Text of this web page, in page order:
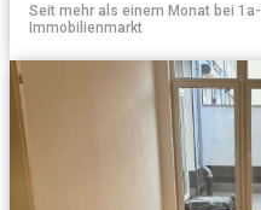
Seit mehr als einem Monat bei 1a-
Immobilienmarkt